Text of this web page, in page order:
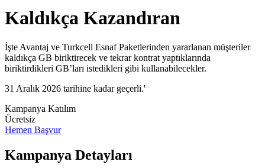
Kaldıkça Kazandıran
İşte Avantaj ve Turkcell Esnaf Paketlerinden yararlanan müşteriler
kaldıkça GB biriktirecek ve tekrar kontrat yaptıklarında
biriktirdikleri GB’ları istedikleri gibi kullanabilecekler.
31 Aralık 2026 tarihine kadar geçerli.'
Kampanya Katılım
Ücretsiz
Hemen Başvur
Kampanya Detayları